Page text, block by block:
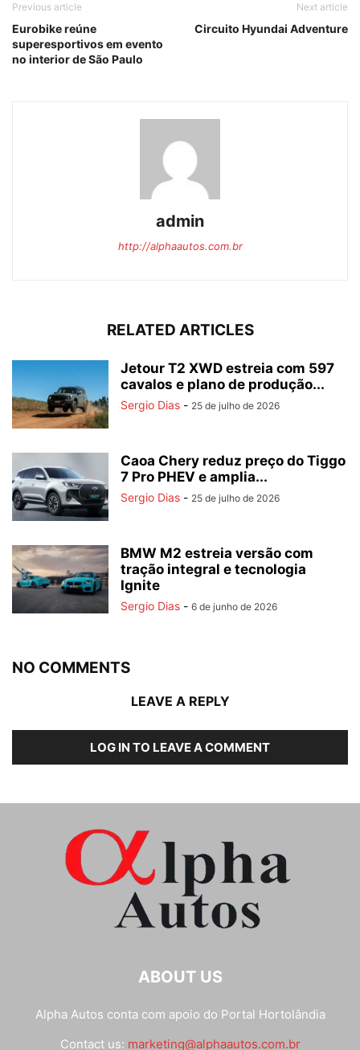
Previous article
Eurobike reúne
superesportivos em evento
no interior de São Paulo
Next article
Circuito Hyundai Adventure
admin
http://alphaautos.com.br
RELATED ARTICLES
Jetour T2 XWD estreia com 597
cavalos e plano de produção...
Sergio Dias - 25 de julho de 2026
Caoa Chery reduz preço do Tiggo
7 Pro PHEV e amplia...
Sergio Dias - 25 de julho de 2026
BMW M2 estreia versão com
tração integral e tecnologia
Ignite
Sergio Dias - 6 de junho de 2026
NO COMMENTS
LEAVE A REPLY
LOG IN TO LEAVE A COMMENT
ABOUT US
Alpha Autos conta com apoio do Portal Hortolândia
Contact us: marketing@alphaautos.com.br